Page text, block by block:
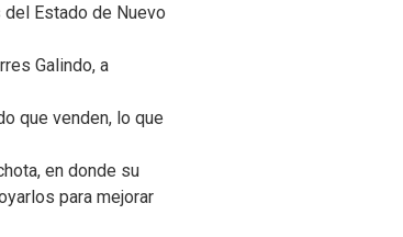
Estado de Nuevo
Galindo, a
que venden, lo que
en donde su
para mejorar